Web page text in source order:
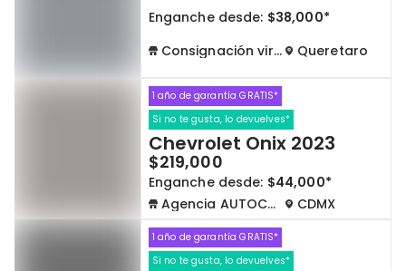
Enganche desde: $38,000*
Consignación virtual
Queretaro
1 año de garantía GRATIS*
Si no te gusta, lo devuelves*
Chevrolet Onix 2023
$219,000
Enganche desde: $44,000*
Agencia AUTOCOM
CDMX
1 año de garantía GRATIS*
Si no te gusta, lo devuelves*